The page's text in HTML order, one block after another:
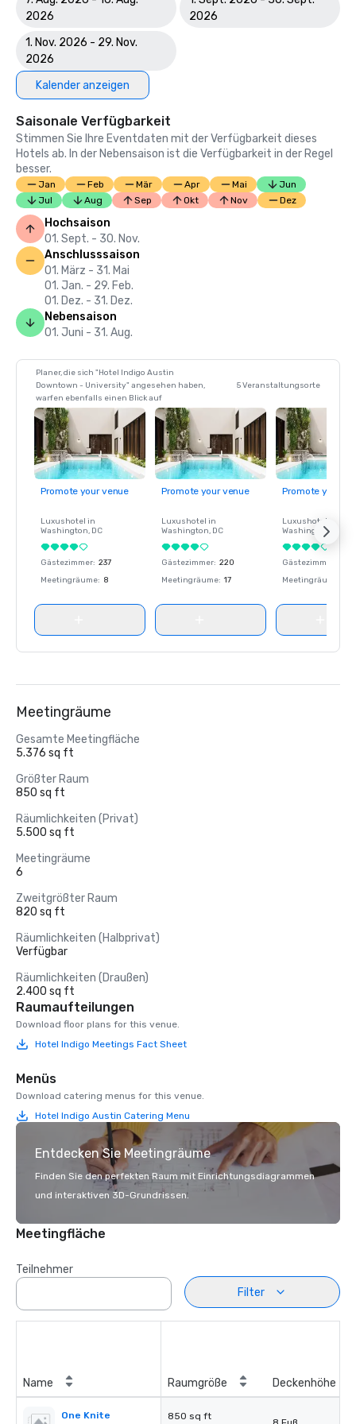
kreativen Tagungserlebnissen und persönlichem Service —
Erwartungen zu übertreffen.
Bewertungen der Branche
Das Hotel Indigo Austin Downtown — University ist von
AAA, einer der angesehensten Reiseorganisationen
Nordamerikas, anerkannt. AAA-Bewertungen geben
Reisenden und Tagungsplanern die Gewissheit, dass das
Hotel die etablierten Standards in Bezug auf Qualität,
Sauberkeit, Service und das allgemeine Gästeerlebnis
erfüllt. In Kombination mit unserer Boutique-Atmosphäre,
dem angeschlossenen Campus mit zwei Hotels, flexiblen
Tagungsräumen und der preisgekrönten
Gästezufriedenheit können Planer mit der Gewissheit
buchen, dass ihre Teilnehmer einen außergewöhnlichen
2026
2026
1. Nov. 2026 - 29. Nov.
2026
Kalender anzeigen
Saisonale Verfügbarkeit
Stimmen Sie Ihre Eventdaten mit der Verfügbarkeit dieses
Hotels ab. In der Nebensaison ist die Verfügbarkeit in der Regel
besser.
Jan Feb Mär Apr Mai
Jun
Jul
Aug Sep Okt Nov Dez
Hochsaison
01. Sept. - 30. Nov.
Anschlusssaison
01. März - 31. Mai
01. Jan. - 29. Feb.
01. Dez. - 31. Dez.
Nebensaison
01. Juni - 31. Aug.
Planer, die sich "Hotel Indigo Austin
Downtown - University" angesehen haben,
warfen ebenfalls einen Blick auf
5 Veranstaltungsorte
Promote your venue
Luxushotel in
Washington, DC
Gästezimmer: 237
Meetingräume: 8
Promote your venue
Luxushotel in
Washington, DC
Gästezimmer: 220
Meetingräume: 17
Promote your
Luxushotel in
Washington
Gästezimmer
Meetingräume
Meetingräume
Gesamte Meetingfläche
5.376 sq ft
Größter Raum
850 sq ft
Räumlichkeiten (Privat)
5.500 sq ft
Meetingräume
6
Zweitgrößter Raum
820 sq ft
Räumlichkeiten (Halbprivat)
Verfügbar
Räumlichkeiten (Draußen)
2.400 sq ft
Raumaufteilungen
Download floor plans for this venue.
Hotel Indigo Meetings Fact Sheet
Menüs
Download catering menus for this venue.
Hotel Indigo Austin Catering Menu
Entdecken Sie Meetingräume
Finden Sie den perfekten Raum mit Einrichtungsdiagrammen
und interaktiven 3D-Grundrissen.
Meetingfläche
Teilnehmer
Filter
Name Raumgröße Deckenhöhe
One Knite 850 sq ft